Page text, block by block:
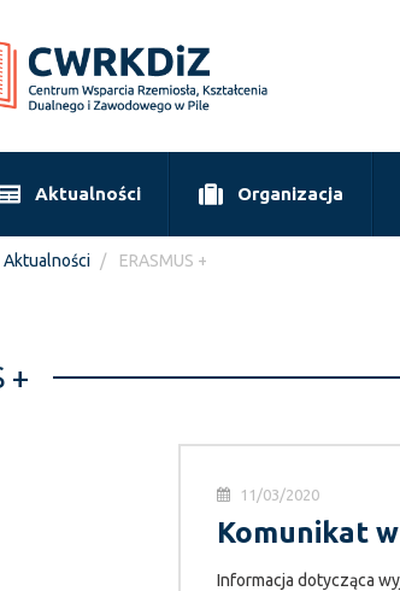
Aktualności Organizacja
Aktualności ERASMUS +
+
11/03/2020
Komunikat
Informacja dotycząca